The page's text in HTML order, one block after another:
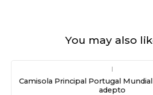
You may also
|
Camisola Principal Portugal
adepto